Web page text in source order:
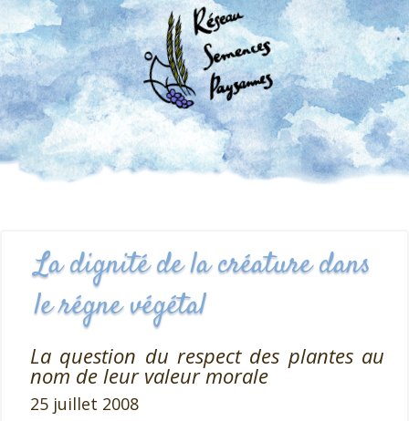
La dignité de la créature dans
le régne végétal
La question du respect des plantes au
nom de leur valeur morale
25 juillet 2008